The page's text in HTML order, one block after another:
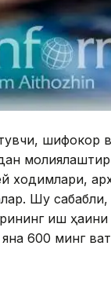
шифокор
ходимлари,
Шу
иш
600 минг